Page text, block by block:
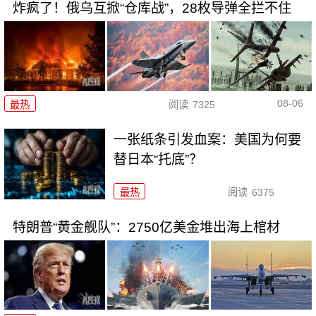
炸疯了！俄乌互掀“仓库战”，28枚导弹全拦不住
最热 阅读 7325 08-06
一张纸条引发血案：美国为何要
替日本“托底”？
最热 阅读 6375
特朗普“黄金舰队”：2750亿美金堆出海上棺材